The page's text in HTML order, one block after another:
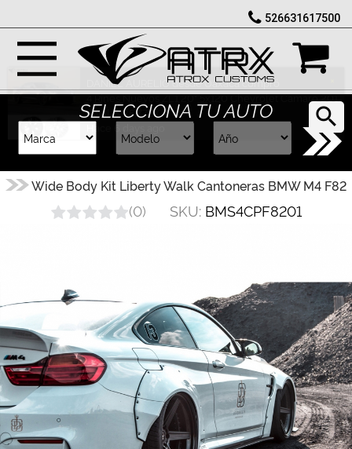
Marcas
Reputación
Cotizador
Contacto
Rastreo-
526631617500
SELECCIONA TU AUTO
Wide Body Kit Liberty Walk Cantoneras BMW M4 F82
(0) SKU: BMS4CPF8201
DANIEL AURELIO desde Oaxaca compró
4 Rines Nuevos ZL1 20" 5x120 Chevrolet Camaro 2010 - 2021
Total: $ 25,770.00
Hace 6 days ago